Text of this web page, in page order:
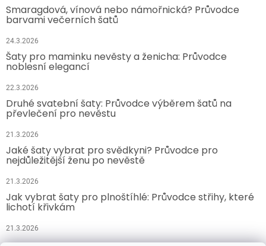
Smaragdová, vínová nebo námořnická? Průvodce
barvami večerních šatů
24.3.2026
Šaty pro maminku nevěsty a ženicha: Průvodce
noblesní elegancí
22.3.2026
Druhé svatební šaty: Průvodce výběrem šatů na
převlečení pro nevěstu
21.3.2026
Jaké šaty vybrat pro svědkyni? Průvodce pro
nejdůležitější ženu po nevěstě
21.3.2026
Jak vybrat šaty pro plnoštíhlé: Průvodce střihy, které
lichotí křivkám
21.3.2026